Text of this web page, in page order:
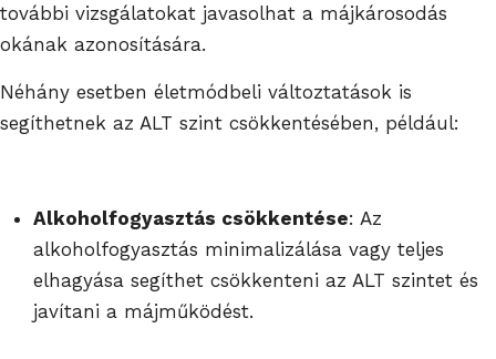
további vizsgálatokat javasolhat a májkárosodás
okának azonosítására.
Néhány esetben életmódbeli változtatások is
segíthetnek az ALT szint csökkentésében, például:
Alkoholfogyasztás csökkentése: Az
alkoholfogyasztás minimalizálása vagy teljes
elhagyása segíthet csökkenteni az ALT szintet és
javítani a májműködést.